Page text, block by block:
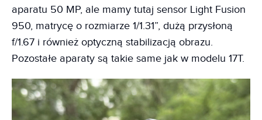
aparatu 50 MP, ale mamy tutaj sensor Light Fusion
950, matrycę o rozmiarze 1/1.31”, dużą przysłoną
f/1.67 i również optyczną stabilizacją obrazu.
Pozostałe aparaty są takie same jak w modelu 17T.